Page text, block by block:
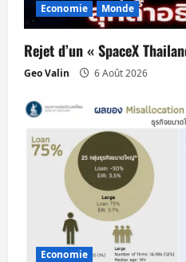
Economie Monde
Rejet d’un « SpaceX
Geo Valin 6 Août 2026
Economie